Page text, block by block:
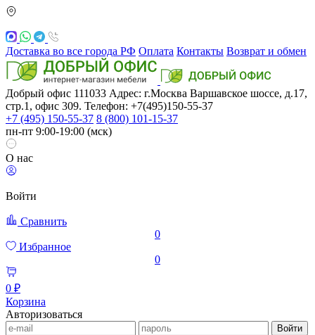
Доставка во все города РФ Оплата Контакты Возврат и обмен
Добрый офис 111033 Адрес: г.Москва Варшавское шоссе, д.17,
стр.1, офис 309. Телефон: +7(495)150-55-37
+7 (495) 150-55-37 8 (800) 101-15-37
пн-пт 9:00-19:00 (мск)
О нас
Войти
Сравнить
0
Избранное
0
0 ₽
Корзина
Авторизоваться
Войти